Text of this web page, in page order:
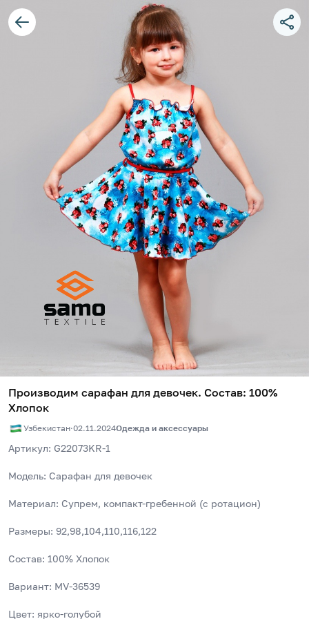
Производим сарафан для девочек. Состав: 100%
Хлопок
Узбекистан·02.11.2024Одежда и аксессуары
Артикул: G22073KR-1
Модель: Сарафан для девочек
Материал: Супрем, компакт-гребенной (с ротацион)
Размеры: 92,98,104,110,116,122
Состав: 100% Хлопок
Вариант: MV-36539
Цвет: ярко-голубой